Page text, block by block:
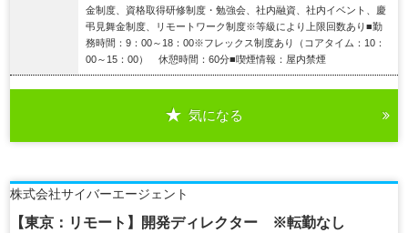
金制度、資格取得研修制度・勉強会、社内融資、社内イベント、慶
弔見舞金制度、リモートワーク制度※等級により上限回数あり■勤
務時間：9：00～18：00※フレックス制度あり（コアタイム：10：
00～15：00） 休憩時間：60分■喫煙情報：屋内禁煙
気になる
株式会社サイバーエージェント
【東京：リモート】開発ディレクター ※転勤なし